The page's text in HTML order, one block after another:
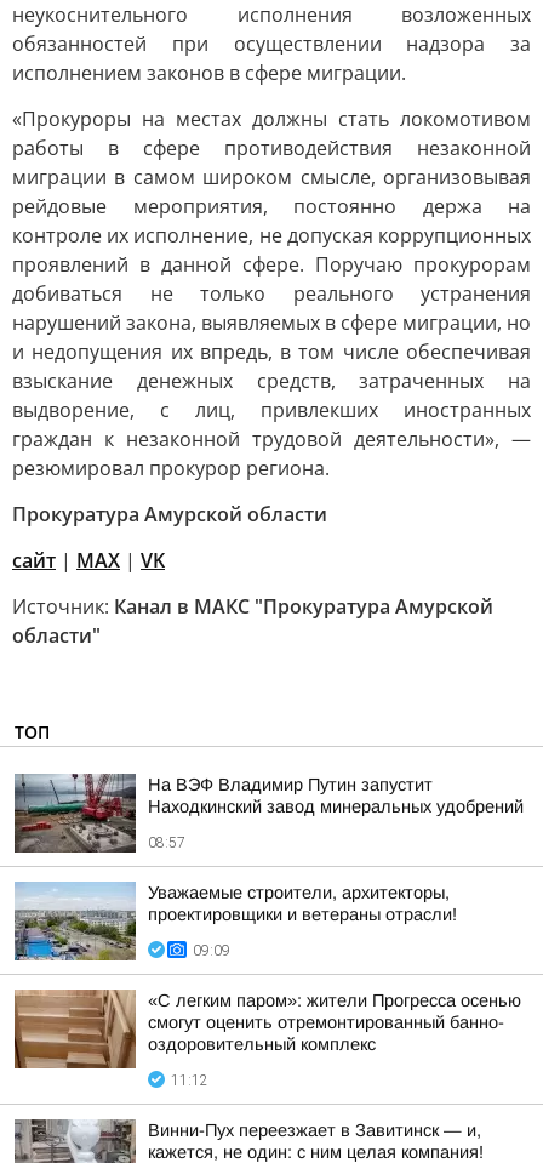
неукоснительного исполнения возложенных
обязанностей при осуществлении надзора за
исполнением законов в сфере миграции.
«Прокуроры на местах должны стать локомотивом
работы в сфере противодействия незаконной
миграции в самом широком смысле, организовывая
рейдовые мероприятия, постоянно держа на
контроле их исполнение, не допуская коррупционных
проявлений в данной сфере. Поручаю прокурорам
добиваться не только реального устранения
нарушений закона, выявляемых в сфере миграции, но
и недопущения их впредь, в том числе обеспечивая
взыскание денежных средств, затраченных на
выдворение, с лиц, привлекших иностранных
граждан к незаконной трудовой деятельности», —
резюмировал прокурор региона.
Прокуратура Амурской области
сайт | MAX | VK
Источник: Канал в МАКС "Прокуратура Амурской
области"
ТОП
На ВЭФ Владимир Путин запустит
Находкинский завод минеральных удобрений
08:57
Уважаемые строители, архитекторы,
проектировщики и ветераны отрасли!
09:09
«С легким паром»: жители Прогресса осенью
смогут оценить отремонтированный банно-
оздоровительный комплекс
11:12
Винни-Пух переезжает в Завитинск — и,
кажется, не один: с ним целая компания!